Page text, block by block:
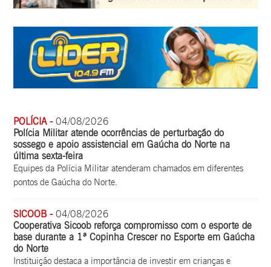
POLÍCIA -04/08/2026
Polícia Militar atende ocorrências de perturbação do
sossego e apoio assistencial em Gaúcha do Norte na
última sexta-feira
Equipes da Polícia Militar atenderam chamados em diferentes
pontos de Gaúcha do Norte.
SICOOB -04/08/2026
Cooperativa Sicoob reforça compromisso com o esporte de
base durante a 1ª Copinha Crescer no Esporte em Gaúcha
do Norte
Instituição destaca a importância de investir em crianças e